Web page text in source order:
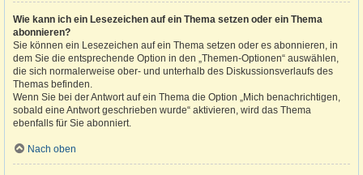
Wie kann ich ein Lesezeichen auf ein Thema setzen oder ein Thema
abonnieren?
Sie können ein Lesezeichen auf ein Thema setzen oder es abonnieren, in
dem Sie die entsprechende Option in den „Themen-Optionen“ auswählen,
die sich normalerweise ober- und unterhalb des Diskussionsverlaufs des
Themas befinden.
Wenn Sie bei der Antwort auf ein Thema die Option „Mich benachrichtigen,
sobald eine Antwort geschrieben wurde“ aktivieren, wird das Thema
ebenfalls für Sie abonniert.
Nach oben